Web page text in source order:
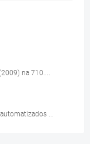
na 710....
...